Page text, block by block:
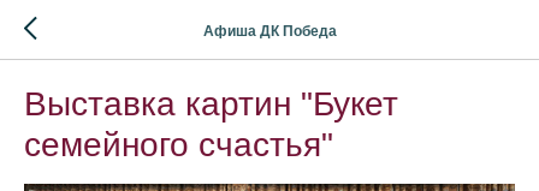
Афиша ДК Победа
Выставка картин "Букет
семейного счастья"